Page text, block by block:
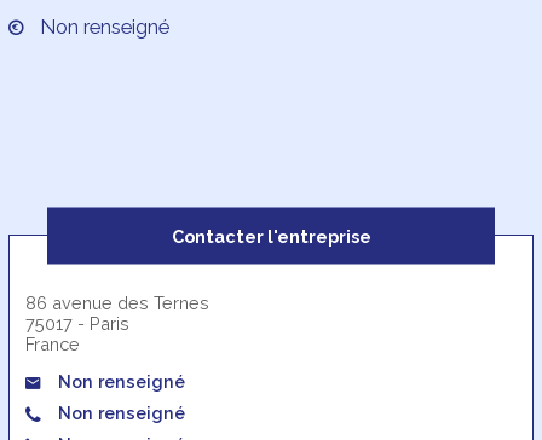
Non renseigné
Contacter l'entreprise
86 avenue des Ternes
75017 - Paris
France
Non renseigné
Non renseigné